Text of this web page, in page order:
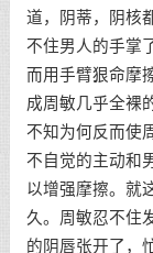
道，阴蒂，阴核
不住男人的手掌
而用手臂狠命摩
成周敏几乎全裸
不知为何反而使
不自觉的主动和
以增强摩擦。就
久。周敏忍不住
的阴唇张开了，